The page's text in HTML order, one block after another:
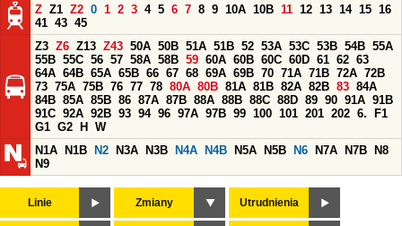
Z Z1 Z2 0 1 2 3 4 5 6 7 8 9 10A 10B 11 12 13 14 15 16
41 43 45
Z3 Z6 Z13 Z43 50A 50B 51A 51B 52 53A 53C 53B 54B 55A
55B 55C 56 57 58A 58B 59 60A 60B 60C 60D 61 62 63
64A 64B 65A 65B 66 67 68 69A 69B 70 71A 71B 72A 72B
73 75A 75B 76 77 78 80A 80B 81A 81B 82A 82B 83 84A
84B 85A 85B 86 87A 87B 88A 88B 88C 88D 89 90 91A 91B
91C 92A 92B 93 94 96 97A 97B 99 100 101 201 202 6.
F1
G1 G2 H
W
N1A
N1B N2 N3A N3B N4A N4B N5A N5B N6 N7A N7B
N8
N9
Linie Zmiany Utrudnienia